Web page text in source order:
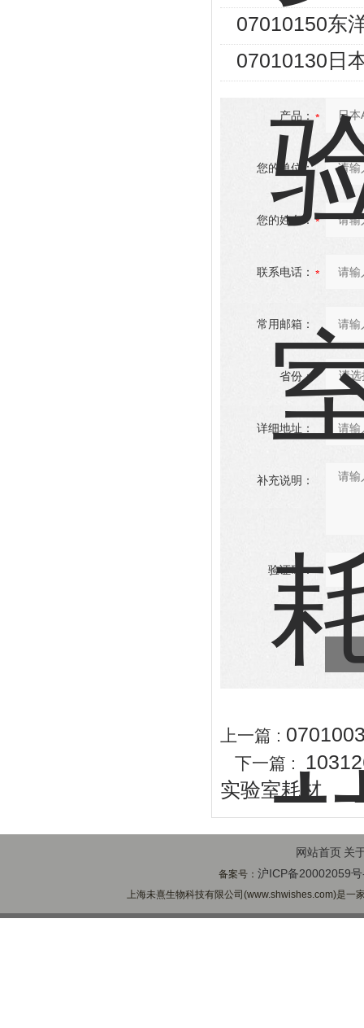
07010150东
07010130日
产品：
您的单位：
您的姓名：
联系电话：
常用邮箱：
省份：
详细地址：
补充说明：
验证码：
上一篇 :
下一篇 :
实验室耗材
网站首页 关
备案号：沪ICP备20002059
上海未熹生物科技有限公司(www.shwishes.com)是一